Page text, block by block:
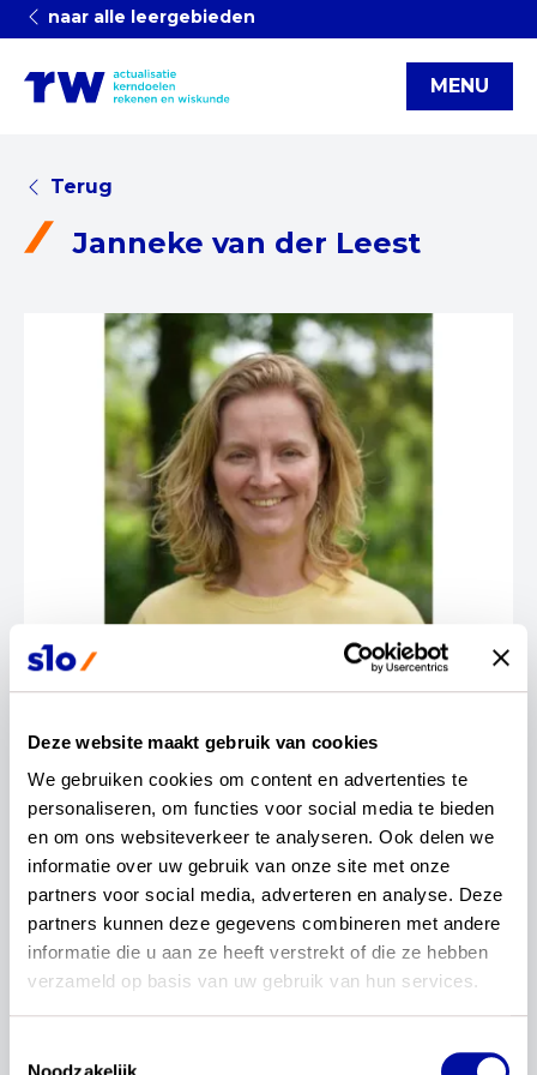
Deze website maakt gebruik van cookies
We gebruiken cookies om content en advertenties te
personaliseren, om functies voor social media te bieden
en om ons websiteverkeer te analyseren. Ook delen we
informatie over uw gebruik van onze site met onze
partners voor social media, adverteren en analyse. Deze
partners kunnen deze gegevens combineren met andere
informatie die u aan ze heeft verstrekt of die ze hebben
verzameld op basis van uw gebruik van hun services.
Noodzakelijk
naar alle leergebieden
MENU
Terug
Janneke van der Leest
Janneke van der Leest
Mijn naam is Janneke van der Leest. Ik woon in
Uden samen met mijn 2 jonge kinderen. Ik werk bij
het Fioretti College in Veghel. Een school voor
verschillende zaken betrokken geweest; zoals